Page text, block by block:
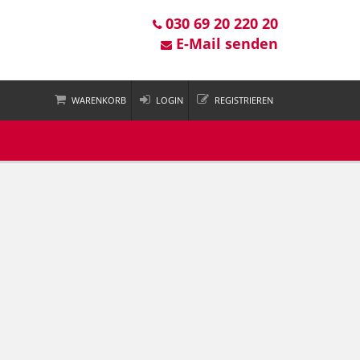
030 69 20 220 20
E-Mail senden
WARENKORB LOGIN REGISTRIEREN